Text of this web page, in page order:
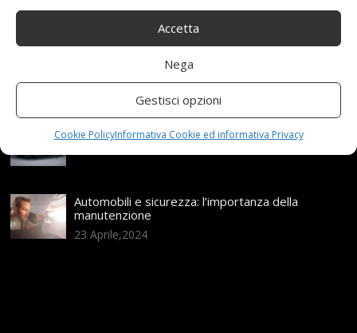
Accetta
Nega
Gestisci opzioni
Cookie PolicyInformativa Cookie ed informativa Privacy
Nuova MG ZS Hybrid+: i SUV si fanno ibridi
Automobili e sicurezza: l’importanza della
manutenzione
23 Aprile,2024